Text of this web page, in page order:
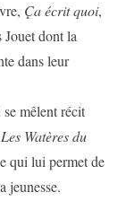
Ça écrit quoi,
Jouet dont la
dans leur
mêlent récit
Les Watères du
qui lui permet de
jeunesse.